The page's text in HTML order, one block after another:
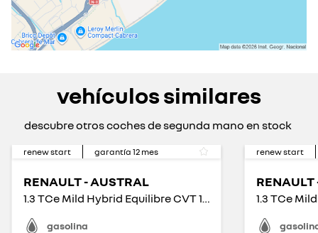
vehículos similares
descubre otros coches de segunda mano en stock
renew start garantía 12 mes
RENAULT - AUSTRAL
1.3 TCe Mild Hybrid Equilibre CVT 103kW
gasolina
renew start